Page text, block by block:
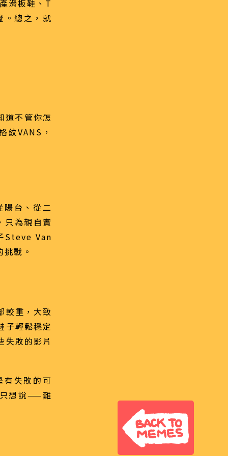
滑板鞋、T
。總之，就
道不管你怎
紋VANS，
台、從二
只為親自實
Steve Van
戰。
較重，大致
子輕鬆穩定
失敗的影片
失敗的可
想說——難